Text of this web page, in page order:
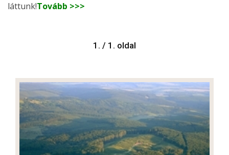
láttunk!Tovább >>>
1. / 1. oldal